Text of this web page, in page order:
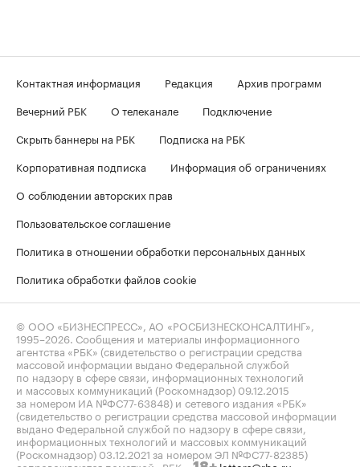
Контактная информация Редакция
Архив программ
Вечерний РБК
О телеканале
Подключение
Скрыть баннеры на РБК
Подписка на РБК
Корпоративная подписка
Информация об ограничениях
О соблюдении авторских прав
Пользовательское соглашение
Политика в отношении обработки персональных данных
Политика обработки файлов cookie
© ООО «БИЗНЕСПРЕСС», АО «РОСБИЗНЕСКОНСАЛТИНГ»,
1995–2026 . Сообщения и материалы информационного
агентства «РБК» (свидетельство о регистрации средства
массовой информации выдано Федеральной службой
по надзору в сфере связи, информационных технологий
и массовых коммуникаций (Роскомнадзор) 09.12.2015
за номером ИА №ФС77-63848) и сетевого издания «РБК»
(свидетельство о регистрации средства массовой информации
выдано Федеральной службой по надзору в сфере связи,
информационных технологий и массовых коммуникаций
(Роскомнадзор) 03.12.2021 за номером ЭЛ №ФС77-82385)